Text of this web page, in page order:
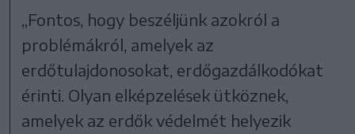
„Fontos, hogy beszéljünk azokról a
problémákról, amelyek az
erdőtulajdonosokat, erdőgazdálkodókat
érinti. Olyan elképzelések ütköznek,
amelyek az erdők védelmét helyezik